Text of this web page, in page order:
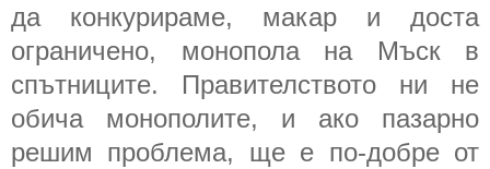
да конкурираме, макар и доста
ограничено, монопола на Мъск в
спътниците. Правителството ни не
обича монополите, и ако пазарно
решим проблема, ще е по-добре от